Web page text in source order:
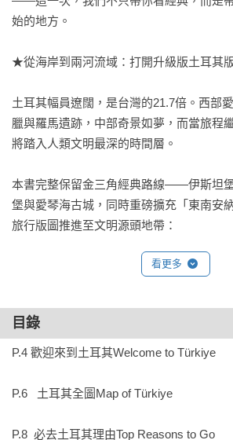
始的地方。
★從海岸到兩河流域：打開升級版土耳其
土耳其幅員遼闊，是台灣的21.7倍。西部
臘與羅馬遺跡，中部奇景如夢，而當旅程
將踏入人類文明最深的時間層。
本書完整保留金三角經典路線——伊斯坦
堡與愛琴海古城，同時重磅擴充「東南安
旅行版圖推進至文明源頭地帶：
‧走進加濟安泰普馬賽克博物館，凝視羅
‧親臨被列為世界遺產的哥貝力石陣，直
一
‧在尚勒烏爾法聖魚池感受信仰與傳說交會
‧沿著幼發拉底河抵達哈爾費蒂，看水壩下
看更多
目錄
P.4 歡迎來到土耳其Welcome to Türkiye
P.6   土耳其全圖Map of Türkiye
P.8  必去土耳其理由Top Reasons to Go